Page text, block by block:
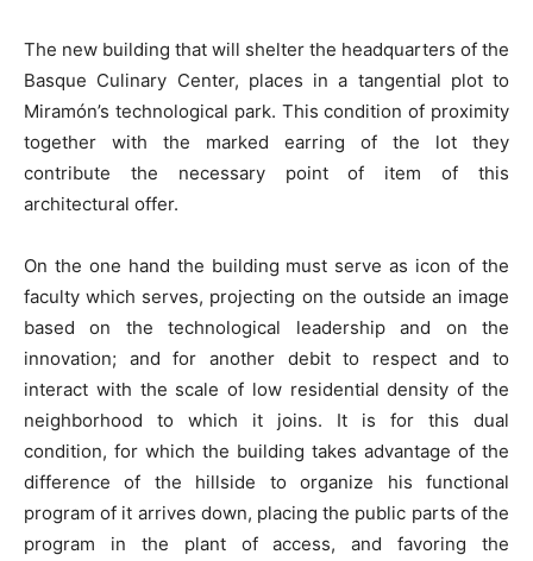
The new building that will shelter the headquarters of the
Basque Culinary Center, places in a tangential plot to
Miramón’s technological park. This condition of proximity
together with the marked earring of the lot they
contribute the necessary point of item of this
architectural offer.
On the one hand the building must serve as icon of the
faculty which serves, projecting on the outside an image
based on the technological leadership and on the
innovation; and for another debit to respect and to
interact with the scale of low residential density of the
neighborhood to which it joins. It is for this dual
condition, for which the building takes advantage of the
difference of the hillside to organize his functional
program of it arrives down, placing the public parts of the
program in the plant of access, and favoring the